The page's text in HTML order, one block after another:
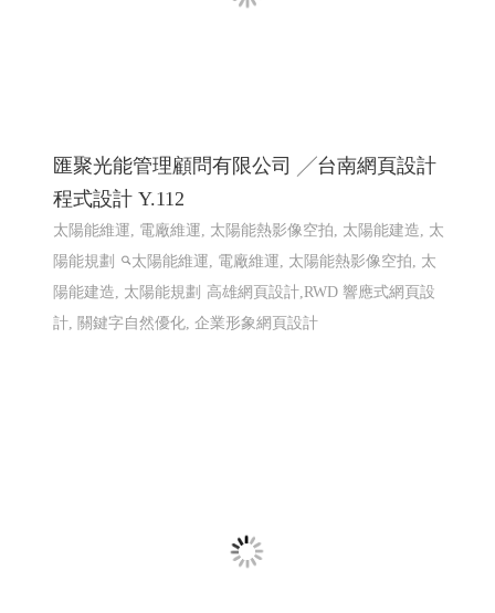
匯聚光能管理顧問有限公司 ╱台南網頁設計
程式設計 Y.112
太陽能維運, 電廠維運, 太陽能熱影像空拍, 太陽能建造, 太
陽能規劃
太陽能維運, 電廠維運, 太陽能熱影像空拍, 太
陽能建造, 太陽能規劃 高雄網頁設計,RWD 響應式網頁設
計, 關鍵字自然優化, 企業形象網頁設計